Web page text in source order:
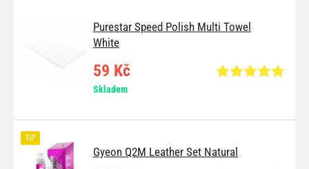
Purestar Speed Polish Multi Towel
White
59 Kč
Skladem
Gyeon Q2M Leather Set Natural
TIP